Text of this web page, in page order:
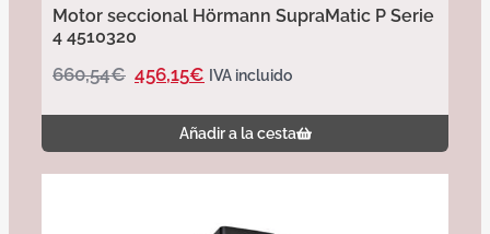
Motor seccional Hörmann SupraMatic P Serie
4 4510320
660,54€ 456,15€ IVA incluido
Añadir a la cesta